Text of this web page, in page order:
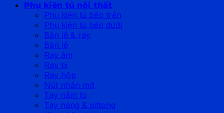
Phụ kiện tủ nội thất
Phụ kiện tủ bếp trên
Phụ kiện tủ bếp dưới
Bản lề & ray
Bản lề
Ray âm
Ray bi
Ray hộp
Nút nhấn mở
Tay nắm tủ
Tay nâng & pittong